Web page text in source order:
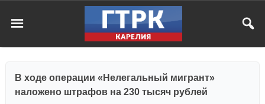
В ходе операции «Нелегальный мигрант»
наложено штрафов на 230 тысяч рублей